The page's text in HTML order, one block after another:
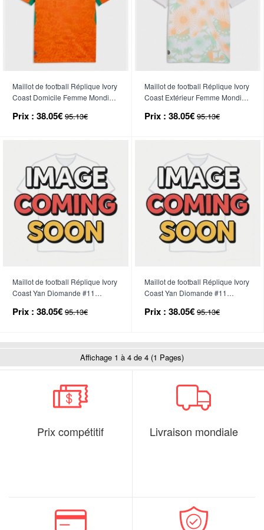
Maillot de football Réplique Ivory
Coast Domicile Femme Mondial
Prix : 38.05€ 95.13€
Maillot de football Réplique Ivory
Coast Extérieur Femme Mondial
Prix : 38.05€ 95.13€
Maillot de football Réplique Ivory
Coast Yan Diomande #11
Manche Courte
Prix : 38.05€ 95.13€
Maillot de football Réplique Ivory
Coast Yan Diomande #11
Manche Courte
Prix : 38.05€ 95.13€
Affichage 1 à 4 de 4 (1 Pages)
Prix compétitif Livraison mondiale